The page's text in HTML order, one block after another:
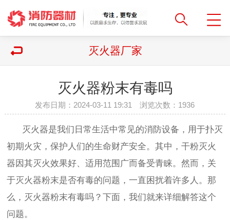
灭火器厂家
灭火器粉末有毒吗
发布日期：2024-03-11 19:31 浏览次数： 1936
灭火器是我们日常生活中常见的消防设备，用于扑灭
初期火灾，保护人们的生命财产安全。其中，干粉灭火
器因其灭火效果好、适用范围广而备受青睐。然而，关
于灭火器粉末是否有毒的问题，一直困扰着许多人。那
么，灭火器粉末有毒吗？下面，我们就来详细解答这个
问题。